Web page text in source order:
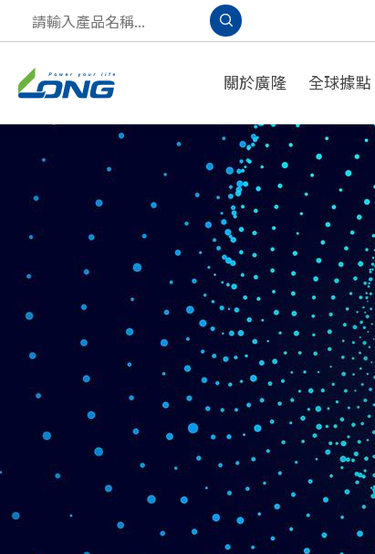
關於廣隆 全球據點
A
PPLICATION
OLUTION